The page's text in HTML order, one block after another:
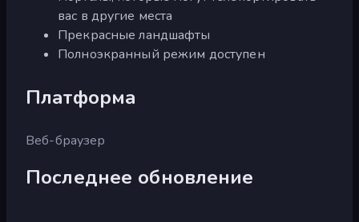
вас в другие места
Прекрасные ландшафты
Полноэкранный режим доступен
Платформа
Веб-браузер
Последнее обновление